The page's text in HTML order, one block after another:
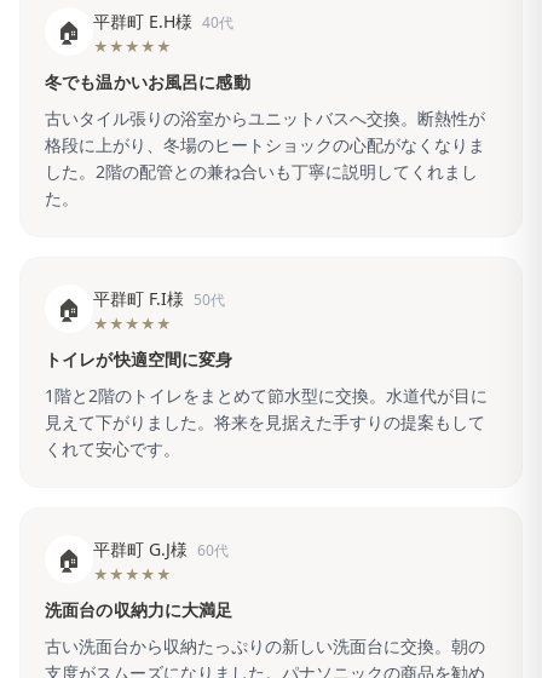
🏠 平群町 E.H様 40代
★★★★★
冬でも温かいお風呂に感動
古いタイル張りの浴室からユニットバスへ交換。断熱性が
格段に上がり、冬場のヒートショックの心配がなくなりま
した。2階の配管との兼ね合いも丁寧に説明してくれまし
た。
🏠 平群町 F.I様 50代
★★★★★
トイレが快適空間に変身
1階と2階のトイレをまとめて節水型に交換。水道代が目に
見えて下がりました。将来を見据えた手すりの提案もして
くれて安心です。
🏠 平群町 G.J様 60代
★★★★★
洗面台の収納力に大満足
古い洗面台から収納たっぷりの新しい洗面台に交換。朝の
支度がスムーズになりました。パナソニックの商品を勧め